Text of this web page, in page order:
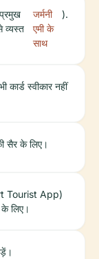
व्यस्त
जर्मनी
एमी के
साथ
).
कार्ड स्वीकार नहीं
सैर के लिए।
Tourist App)
लिए।